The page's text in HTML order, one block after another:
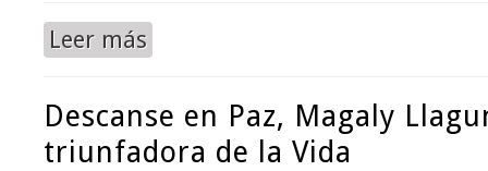
Leer más
Descanse en Paz, Magaly
triunfadora de la Vida